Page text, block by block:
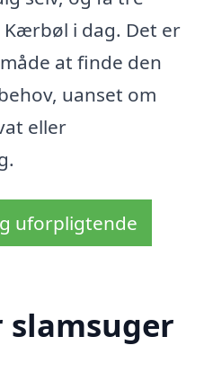
i dag. Det er
at finde den
uanset om
eller
uforpligtende
slamsuger